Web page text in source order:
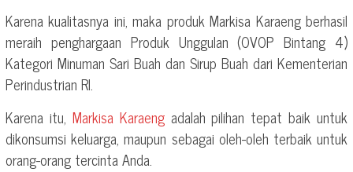
Karena kualitasnya ini, maka produk Markisa Karaeng berhasil
meraih penghargaan Produk Unggulan (OVOP Bintang 4)
Kategori Minuman Sari Buah dan Sirup Buah dari Kementerian
Perindustrian RI.
Karena itu, Markisa Karaengadalah pilihan tepat baik untuk
dikonsumsi keluarga, maupun sebagai oleh-oleh terbaik untuk
orang-orang tercinta Anda.